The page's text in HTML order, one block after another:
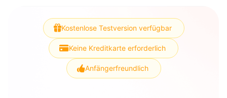
Kostenlose Testversion verfügbar
Keine Kreditkarte erforderlich
Anfängerfreundlich